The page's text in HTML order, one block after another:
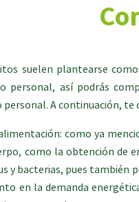
suelen plantearse
personal, así podrás
A continuación, te
como ya
como la obtención de
y bacterias, pues también
en la demanda